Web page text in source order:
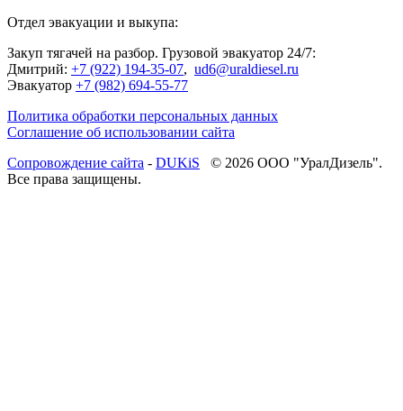
Отдел эвакуации и выкупа:
Закуп тягачей на разбор. Грузовой эвакуатор 24/7:
Дмитрий: +7 (922) 194-35-07, ud6@uraldiesel.ru
Эвакуатор +7 (982) 694-55-77
Политика обработки персональных данных
Соглашение об использовании сайта
Cопровождение сайта - DUKiS © 2026 ООО "УралДизель".
Все права защищены.